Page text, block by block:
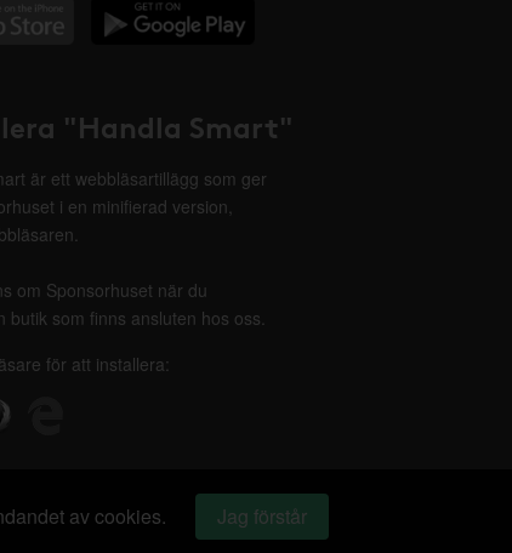
"Handla Smart"
är ett webbläsartillägg som ger
i en minifierad version,
om Sponsorhuset när du
butik som finns ansluten hos oss.
för att installera:
av cookies. Jag förstår